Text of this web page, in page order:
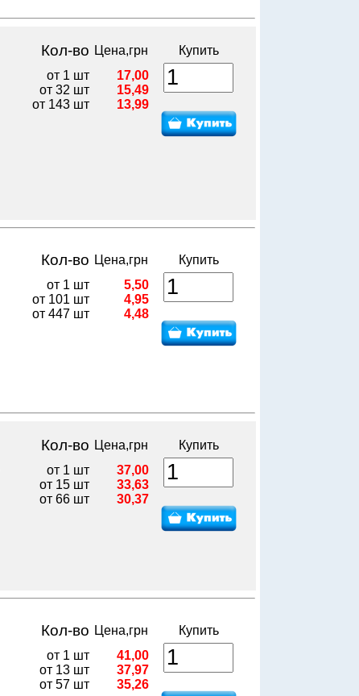
Кол-во Цена,грн
Купить
от 1 шт
от 32 шт
от 143 шт
17,00
15,49
13,99
Кол-во Цена,грн
Купить
от 1 шт
от 101 шт
от 447 шт
5,50
4,95
4,48
Кол-во Цена,грн
Купить
от 1 шт
от 15 шт
от 66 шт
37,00
33,63
30,37
Кол-во Цена,грн
Купить
от 1 шт
от 13 шт
от 57 шт
41,00
37,97
35,26